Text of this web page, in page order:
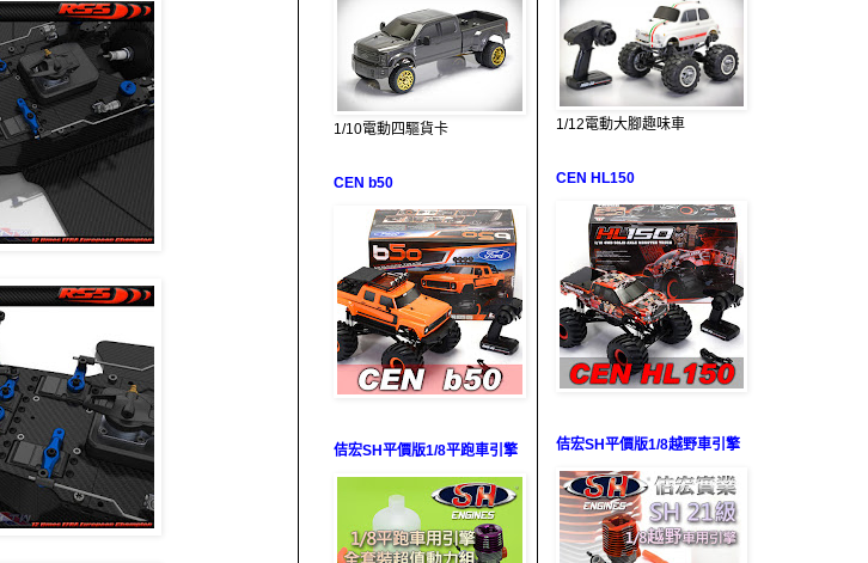
1/10電動四驅貨卡
CEN b50
佶宏SH平價版1/8平跑車引擎
1/12電動大腳趣味車
CEN HL150
佶宏SH平價版1/8越野車引擎